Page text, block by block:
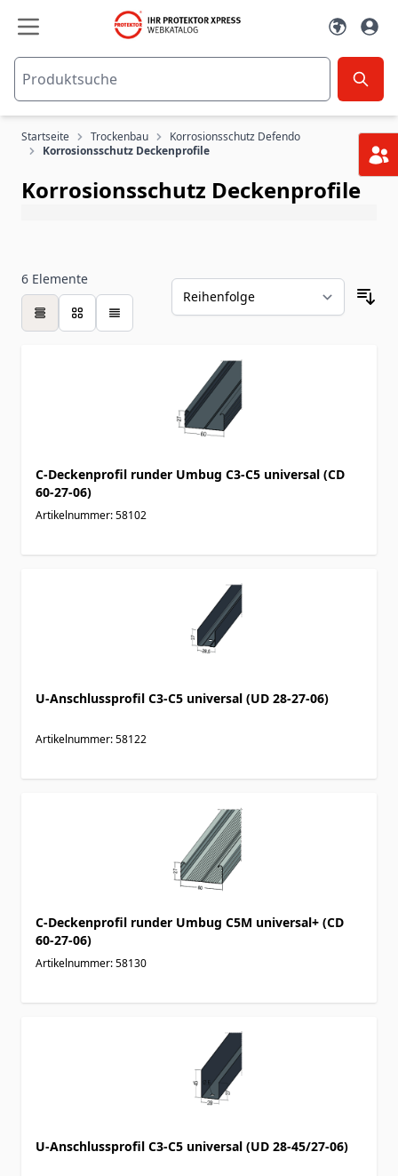
Zum Inhalt springen
Startseite Trockenbau
Korrosionsschutz Defendo
Korrosionsschutz Deckenprofile
Korrosionsschutz Deckenprofile
6 Elemente
Tabelle
C-Deckenprofil runder Umbug C3-C5 universal (CD
60-27-06)
Artikelnummer: 58102
U-Anschlussprofil C3-C5 universal (UD 28-27-06)
Artikelnummer: 58122
C-Deckenprofil runder Umbug C5M universal+ (CD
60-27-06)
Artikelnummer: 58130
U-Anschlussprofil C3-C5 universal (UD 28-45/27-06)